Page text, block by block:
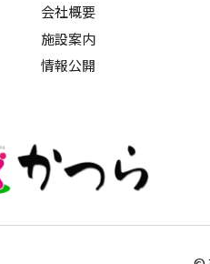
会社概要
施設案内
情報公開